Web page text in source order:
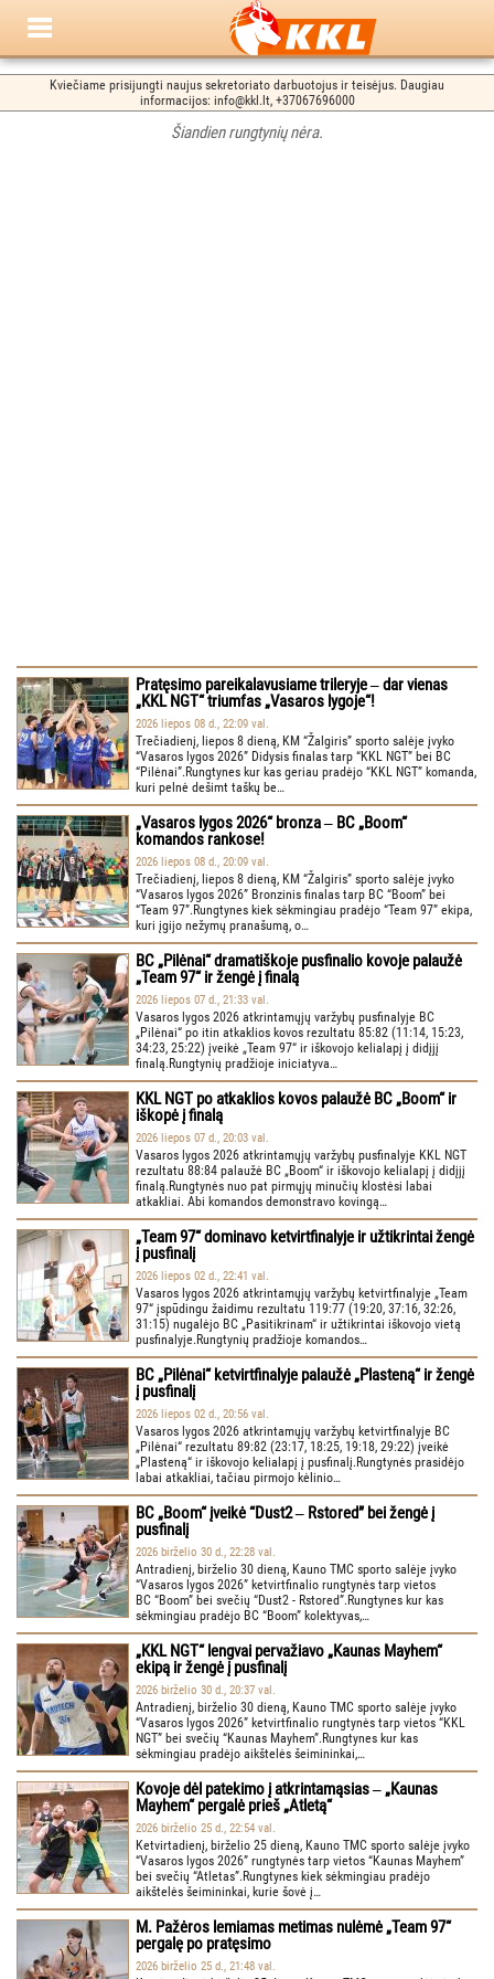
Kviečiame prisijungti naujus sekretoriato darbuotojus ir teisėjus. Daugiau
informacijos: info@kkl.lt, +37067696000
Šiandien rungtynių nėra.
Pratęsimo pareikalavusiame trileryje ‒ dar vienas
„KKL NGT“ triumfas „Vasaros lygoje“!
2026 liepos 08 d., 22:09 val.
Trečiadienį, liepos 8 dieną, KM “Žalgiris” sporto salėje įvyko
“Vasaros lygos 2026” Didysis finalas tarp “KKL NGT” bei BC
“Pilėnai”.Rungtynes kur kas geriau pradėjo “KKL NGT” komanda,
kuri pelnė dešimt taškų be…
„Vasaros lygos 2026“ bronza ‒ BC „Boom“
komandos rankose!
2026 liepos 08 d., 20:09 val.
Trečiadienį, liepos 8 dieną, KM “Žalgiris” sporto salėje įvyko
“Vasaros lygos 2026” Bronzinis finalas tarp BC “Boom” bei
“Team 97”.Rungtynes kiek sėkmingiau pradėjo “Team 97” ekipa,
kuri įgijo nežymų pranašumą, o…
BC „Pilėnai“ dramatiškoje pusfinalio kovoje palaužė
„Team 97“ ir žengė į finalą
2026 liepos 07 d., 21:33 val.
Vasaros lygos 2026 atkrintamųjų varžybų pusfinalyje BC
„Pilėnai“ po itin atkaklios kovos rezultatu 85:82 (11:14, 15:23,
34:23, 25:22) įveikė „Team 97“ ir iškovojo kelialapį į didįjį
finalą.Rungtynių pradžioje iniciatyva…
KKL NGT po atkaklios kovos palaužė BC „Boom“ ir
iškopė į finalą
2026 liepos 07 d., 20:03 val.
Vasaros lygos 2026 atkrintamųjų varžybų pusfinalyje KKL NGT
rezultatu 88:84 palaužė BC „Boom“ ir iškovojo kelialapį į didįjį
finalą.Rungtynės nuo pat pirmųjų minučių klostėsi labai
atkakliai. Abi komandos demonstravo kovingą…
„Team 97“ dominavo ketvirtfinalyje ir užtikrintai žengė
į pusfinalį
2026 liepos 02 d., 22:41 val.
Vasaros lygos 2026 atkrintamųjų varžybų ketvirtfinalyje „Team
97“ įspūdingu žaidimu rezultatu 119:77 (19:20, 37:16, 32:26,
31:15) nugalėjo BC „Pasitikrinam“ ir užtikrintai iškovojo vietą
pusfinalyje.Rungtynių pradžioje komandos…
BC „Pilėnai“ ketvirtfinalyje palaužė „Plasteną“ ir žengė
į pusfinalį
2026 liepos 02 d., 20:56 val.
Vasaros lygos 2026 atkrintamųjų varžybų ketvirtfinalyje BC
„Pilėnai“ rezultatu 89:82 (23:17, 18:25, 19:18, 29:22) įveikė
„Plasteną“ ir iškovojo kelialapį į pusfinalį.Rungtynės prasidėjo
labai atkakliai, tačiau pirmojo kėlinio…
BC „Boom“ įveikė “Dust2 ‒ Rstored” bei žengė į
pusfinalį
2026 birželio 30 d., 22:28 val.
Antradienį, birželio 30 dieną, Kauno TMC sporto salėje įvyko
“Vasaros lygos 2026” ketvirtfinalio rungtynės tarp vietos
BC “Boom” bei svečių “Dust2 - Rstored”.Rungtynes kur kas
sėkmingiau pradėjo BC “Boom” kolektyvas,…
„KKL NGT“ lengvai pervažiavo „Kaunas Mayhem“
ekipą ir žengė į pusfinalį
2026 birželio 30 d., 20:37 val.
Antradienį, birželio 30 dieną, Kauno TMC sporto salėje įvyko
“Vasaros lygos 2026” ketvirtfinalio rungtynės tarp vietos “KKL
NGT” bei svečių “Kaunas Mayhem”.Rungtynes kur kas
sėkmingiau pradėjo aikštelės šeimininkai,…
Kovoje dėl patekimo į atkrintamąsias ‒ „Kaunas
Mayhem“ pergalė prieš „Atletą“
2026 birželio 25 d., 22:54 val.
Ketvirtadienį, birželio 25 dieną, Kauno TMC sporto salėje įvyko
“Vasaros lygos 2026” rungtynės tarp vietos “Kaunas Mayhem”
bei svečių “Atletas”.Rungtynes kiek sėkmingiau pradėjo
aikštelės šeimininkai, kurie šovė į…
M. Pažėros lemiamas metimas nulėmė „Team 97“
pergalę po pratęsimo
2026 birželio 25 d., 21:48 val.